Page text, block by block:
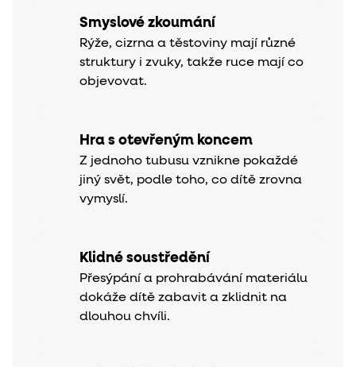
Smyslové zkoumání
Rýže, cizrna a těstoviny mají různé
struktury i zvuky, takže ruce mají co
objevovat.
Hra s otevřeným koncem
Z jednoho tubusu vznikne pokaždé
jiný svět, podle toho, co dítě zrovna
vymyslí.
Klidné soustředění
Přesýpání a prohrabávání materiálu
dokáže dítě zabavit a zklidnit na
dlouhou chvíli.